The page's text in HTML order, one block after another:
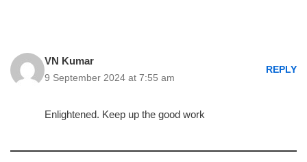
VN Kumar
9 September 2024 at 7:55 am
REPLY
Enlightened. Keep up the good work